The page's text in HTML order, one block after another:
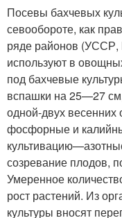
Посевы бахчевых
севообороте, как
ряде районов
используют в
под бахчевые
вспашки на 25—27
одной-двух весенних
фосфорные и
созревание плодов,
Умеренное
рост растений. Из
культуры вносят